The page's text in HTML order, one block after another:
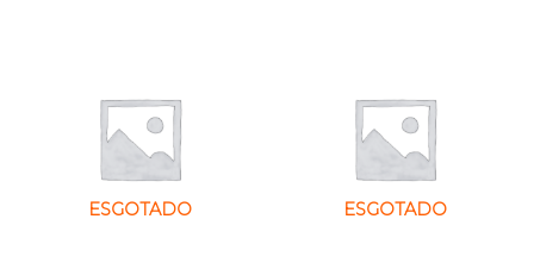
ESGOTADO ESGOTADO